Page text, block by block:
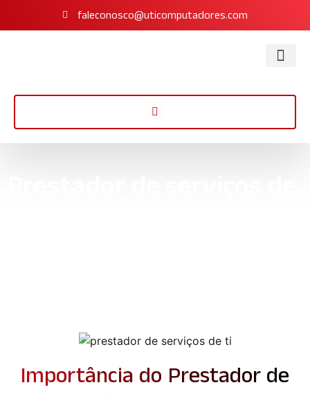
faleconosco@uticomputadores.com
Importância do Prestador de